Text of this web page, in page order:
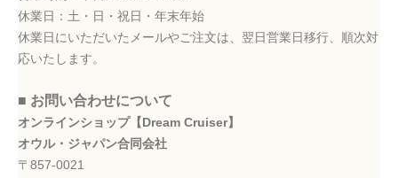
休業日：土・日・祝日・年末年始
休業日にいただいたメールやご注文は、翌日営業日移行、順次対
応いたします。
■ お問い合わせについて
オンラインショップ【Dream Cruiser】
オウル・ジャパン合同会社
〒857-0021